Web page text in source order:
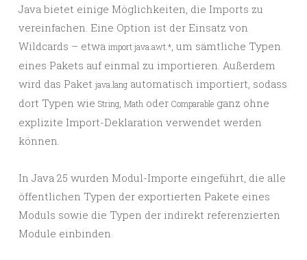
Java bietet einige Möglichkeiten, die Imports zu
vereinfachen. Eine Option ist der Einsatz von
Wildcards – etwa import java.awt.*, um sämtliche Typen
eines Pakets auf einmal zu importieren. Außerdem
wird das Paket java.lang automatisch importiert, sodass
dort Typen wie String, Math oder Comparable ganz ohne
explizite Import-Deklaration verwendet werden
können.
In Java 25 wurden Modul-Importe eingeführt, die alle
öffentlichen Typen der exportierten Pakete eines
Moduls sowie die Typen der indirekt referenzierten
Module einbinden.